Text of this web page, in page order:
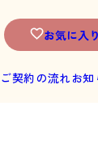
お気に入り
ご契約の流れ お知